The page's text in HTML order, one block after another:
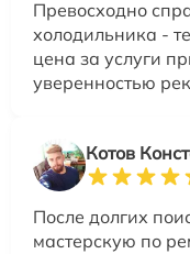
Превосходно
холодильника -
цена за услуги
уверенностью
Котов
После долгих
мастерскую по